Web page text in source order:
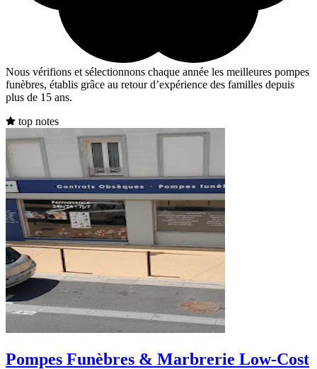
Nous vérifions et sélectionnons chaque année les meilleures pompes
funèbres, établis grâce au retour d’expérience des familles depuis
plus de 15 ans.
top notes
Pompes Funèbres & Marbrerie Low-Cost